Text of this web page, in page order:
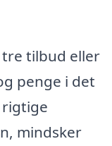
tilbud eller
penge i det
mindsker